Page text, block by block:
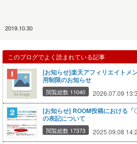
2019.10.30
このブログでよく読まれている記事
[お知らせ]楽天アフィリエイトメ
用制限のお知らせ
閲覧総数 11040 2026.07.09
[お知らせ] ROOM投稿における「
の表記について
閲覧総数 17373 2025.09.08